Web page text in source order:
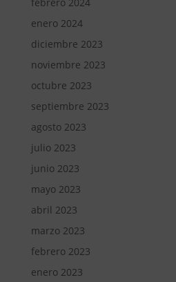
enero 2024
diciembre 2023
noviembre 2023
octubre 2023
septiembre 2023
agosto 2023
julio 2023
junio 2023
mayo 2023
abril 2023
marzo 2023
febrero 2023
enero 2023